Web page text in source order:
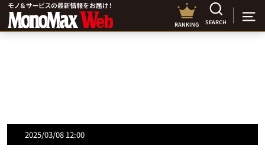
RANKING SEARCH
2025/03/08 12:00